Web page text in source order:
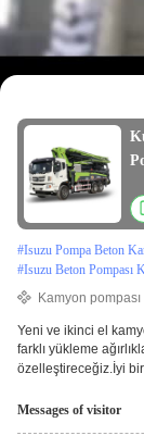
#Isuzu Pompa Beton
#Isuzu Beton Pompası
Kamyon pompası
Yeni ve ikinci el
farklı yükleme
özelleştireceğiz.İyi bir
Messages of visitor